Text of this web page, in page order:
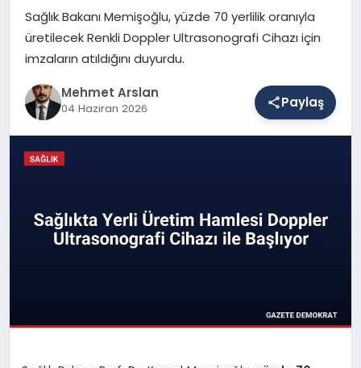
SAĞLIK
EĞITIM
YAŞAM
Sağlık Bakanı Memişoğlu, yüzde 70 yerlilik oranıyla
üretilecek Renkli Doppler Ultrasonografi Cihazı için
imzaların atıldığını duyurdu.
Mehmet Arslan
04 Haziran 2026 Paylaş